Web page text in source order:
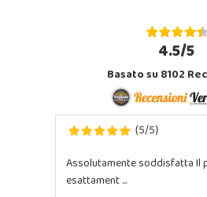
4.5/5
Basato su 8102
(5/5)
Assolutamente soddisfatta Il
esattament ...